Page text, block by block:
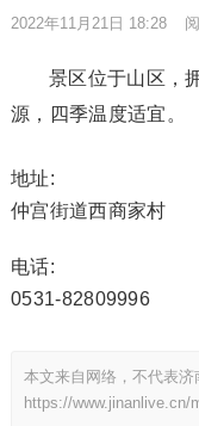
2022年11月21日 18:28
景区位于山区，
源，四季温度适宜。
地址:
仲宫街道西商家村
电话:
0531-82809996
本文来自网络，不代表济
https://www.jinanlive.cn/